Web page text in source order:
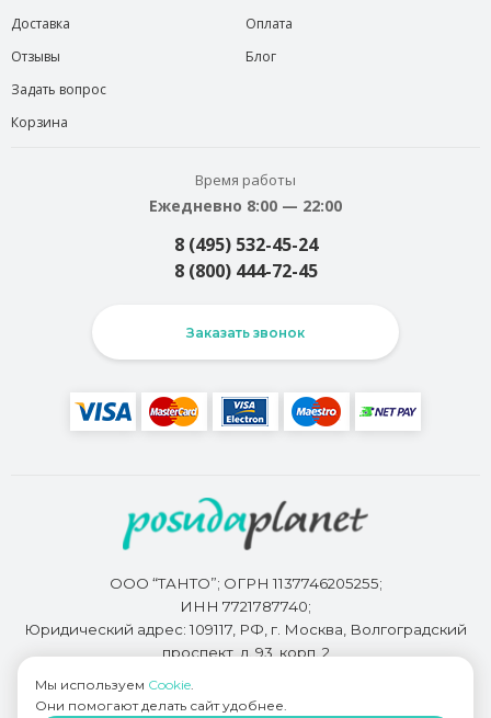
Доставка
Отзывы
Задать вопрос
Корзина
Оплата
Блог
Время работы
Ежедневно 8:00 — 22:00
8 (495) 532-45-24
8 (800) 444-72-45
Заказать звонок
ООО “ТАНТО”; ОГРН 1137746205255;
ИНН 7721787740;
Юридический адрес: 109117, РФ, г. Москва, Волгоградский
проспект, д. 93, корп. 2
Разработкой сайта занимается
Мы используем Cookie.
Они помогают делать сайт удобнее.